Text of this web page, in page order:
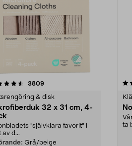
3809recensioner
& disk
32 x 31 cm, 4-
"självklara favorit” i
av d...
Grå/beige
4.0av 5 stjärnor
ta